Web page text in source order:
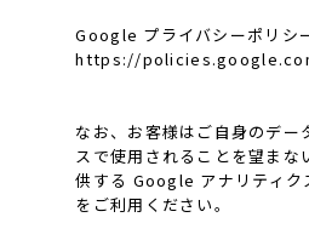
Google プライバシーポリシ
https://
なお、お客様はご自身のデ
スで使用されることを望ま
供する Google アナリティク
をご利用ください。